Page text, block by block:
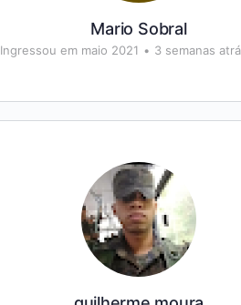
Mario Sobral
Ingressou em maio 2021 • 3 semanas